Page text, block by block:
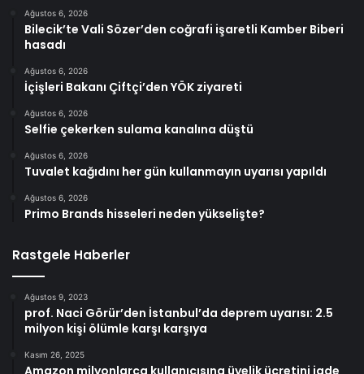
Ağustos 6, 2026
Bilecik’te Vali Sözer’den coğrafi işaretli Kamber Biberi
hasadı
Ağustos 6, 2026
İçişleri Bakanı Çiftçi’den YÖK ziyareti
Ağustos 6, 2026
Selfie çekerken sulama kanalına düştü
Ağustos 6, 2026
Tuvalet kağıdını her gün kullanmayın uyarısı yapıldı
Ağustos 6, 2026
Primo Brands hisseleri neden yükselişte?
Rastgele Haberler
Ağustos 9, 2023
prof. Naci Görür’den İstanbul’da deprem uyarısı: 2.5
milyon kişi ölümle karşı karşıya
Kasım 26, 2025